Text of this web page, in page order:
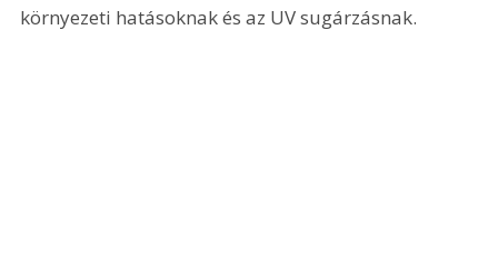
környezeti hatásoknak és az UV sugárzásnak.